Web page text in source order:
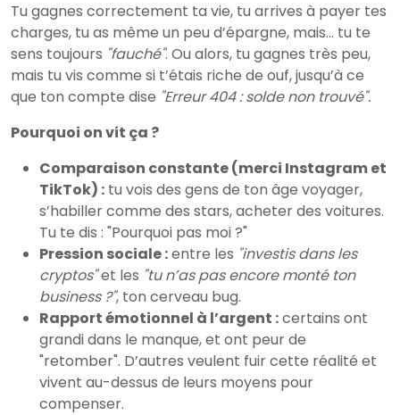
Tu gagnes correctement ta vie, tu arrives à payer tes
charges, tu as même un peu d’épargne, mais… tu te
sens toujours "fauché". Ou alors, tu gagnes très peu,
mais tu vis comme si t’étais riche de ouf, jusqu’à ce
que ton compte dise "Erreur 404 : solde non trouvé".
Pourquoi on vit ça ?
Comparaison constante (merci Instagram et
TikTok) : tu vois des gens de ton âge voyager,
s’habiller comme des stars, acheter des voitures.
Tu te dis : "Pourquoi pas moi ?"
Pression sociale :entre les "investis dans les
cryptos"et les "tu n’as pas encore monté ton
business ?", ton cerveau bug.
Rapport émotionnel à l’argent :certains ont
grandi dans le manque, et ont peur de
"retomber". D’autres veulent fuir cette réalité et
vivent au-dessus de leurs moyens pour
compenser.